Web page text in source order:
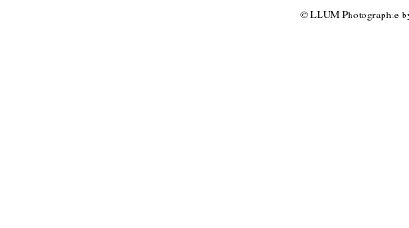
© LLUM Photographie